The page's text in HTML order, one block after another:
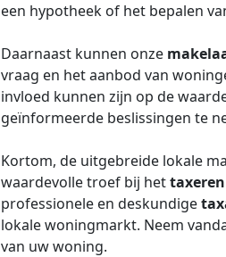
een hypotheek of het bepalen
Daarnaast kunnen onze
vraag en het aanbod van
invloed kunnen zijn op de
geïnformeerde beslissingen te
Kortom, de uitgebreide lokale
waardevolle troef bij hettaxeren
professionele en deskundige
lokale woningmarkt. Neem
van uw woning.